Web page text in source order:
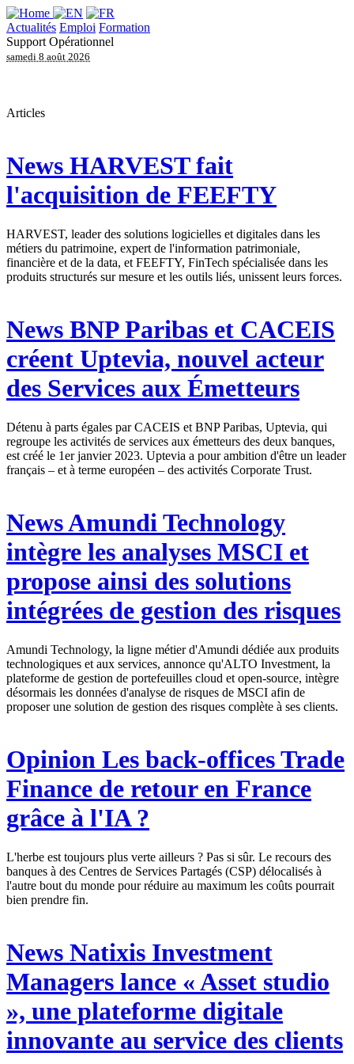
Actualités Emploi Formation
Support Opérationnel
samedi 8 août 2026
Articles
News HARVEST fait
l'acquisition de FEEFTY
HARVEST, leader des solutions logicielles et digitales dans les
métiers du patrimoine, expert de l'information patrimoniale,
financière et de la data, et FEEFTY, FinTech spécialisée dans les
produits structurés sur mesure et les outils liés, unissent leurs forces.
News BNP Paribas et CACEIS
créent Uptevia, nouvel acteur
des Services aux Émetteurs
Détenu à parts égales par CACEIS et BNP Paribas, Uptevia, qui
regroupe les activités de services aux émetteurs des deux banques,
est créé le 1er janvier 2023. Uptevia a pour ambition d'être un leader
français – et à terme européen – des activités Corporate Trust.
NewsAmundi Technology
intègre les analyses MSCI et
propose ainsi des solutions
intégrées de gestion des risques
Amundi Technology, la ligne métier d'Amundi dédiée aux produits
technologiques et aux services, annonce qu'ALTO Investment, la
plateforme de gestion de portefeuilles cloud et open-source, intègre
désormais les données d'analyse de risques de MSCI afin de
proposer une solution de gestion des risques complète à ses clients.
Opinion Les back-offices Trade
Finance de retour en France
grâce à l'IA ?
L'herbe est toujours plus verte ailleurs ? Pas si sûr. Le recours des
banques à des Centres de Services Partagés (CSP) délocalisés à
l'autre bout du monde pour réduire au maximum les coûts pourrait
bien prendre fin.
News Natixis Investment
Managers lance « Asset studio
», une plateforme digitale
innovante au service des clients